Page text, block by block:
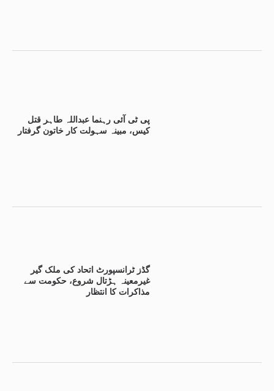
پی ٹی آئی رہنما عبداللہ طاہر قتل
کیس، مبینہ سہولت کار خاتون گرفتار
گڈز ٹرانسپورٹ اتحاد کی ملک گیر
غیرمعینہ ہڑتال شروع، حکومت سے
مذاکرات کا انتظار